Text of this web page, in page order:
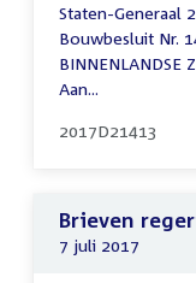
Staten-Generaal
Bouwbesluit Nr.
BINNENLANDSE
Aan...
2017D21413
Brieven
7 juli 2017